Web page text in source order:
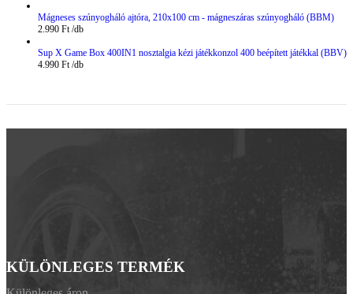
Mágneses szúnyogháló ajtóra, 210x100 cm - mágneszáras szúnyogháló (BBM)
2.990 Ft
Sup X Game Box 400IN1 nosztalgia kézi játékkonzol 400 beépített játékkal (BBV)
4.990 Ft
KÜLÖNLEGES TERMÉK